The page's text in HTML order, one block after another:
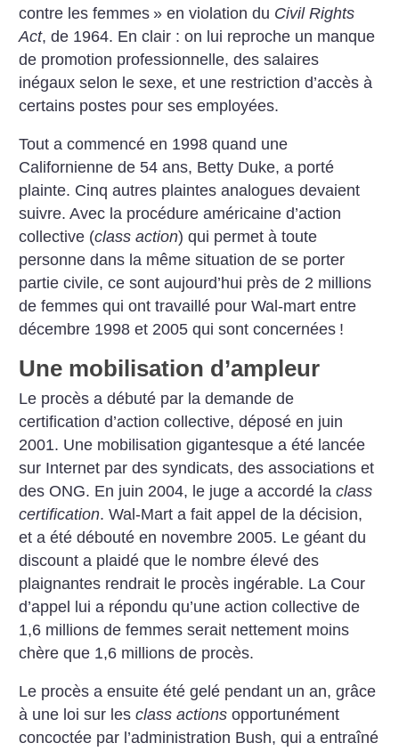
contre les femmes » en violation du Civil Rights
Act, de 1964. En clair : on lui reproche un manque
de promotion professionnelle, des salaires
inégaux selon le sexe, et une restriction d’accès à
certains postes pour ses employées.
Tout a commencé en 1998 quand une
Californienne de 54 ans, Betty Duke, a porté
plainte. Cinq autres plaintes analogues devaient
suivre. Avec la procédure américaine d’action
collective (class action) qui permet à toute
personne dans la même situation de se porter
partie civile, ce sont aujourd’hui près de 2 millions
de femmes qui ont travaillé pour Wal-mart entre
décembre 1998 et 2005 qui sont concernées !
Une mobilisation d’ampleur
Le procès a débuté par la demande de
certification d’action collective, déposé en juin
2001. Une mobilisation gigantesque a été lancée
sur Internet par des syndicats, des associations et
des ONG. En juin 2004, le juge a accordé laclass
certification. Wal-Mart a fait appel de la décision,
et a été débouté en novembre 2005. Le géant du
discount a plaidé que le nombre élevé des
plaignantes rendrait le procès ingérable. La Cour
d’appel lui a répondu qu’une action collective de
1,6 millions de femmes serait nettement moins
chère que 1,6 millions de procès.
Le procès a ensuite été gelé pendant un an, grâce
à une loi sur lesclass actions opportunément
concoctée par l’administration Bush, qui a entraîné